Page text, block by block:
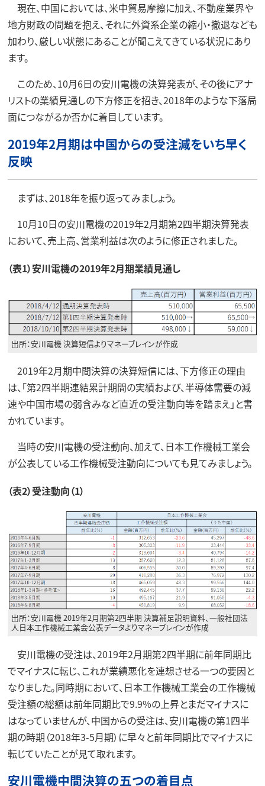
現在、中国においては、米中貿易摩擦に加え、不動産業界や
地方財政の問題を抱え、それに外資系企業の縮小・撤退なども
加わり、厳しい状態にあることが聞こえてきている状況にあり
ます。
このため、10月6日の安川電機の決算発表が、その後にアナ
リストの業績見通しの下方修正を招き、2018年のような下落局
面につながるか否かに着目しています。
2019年2月期は中国からの受注減をいち早く
反映
まずは、2018年を振り返ってみましょう。
10月10日の安川電機の2019年2月期第2四半期決算発表
において、売上高、営業利益は次のように修正されました。
（表1）安川電機の2019年2月期業績見通し
出所：安川電機 決算短信よりマネーブレインが作成
2019年2月期中間決算の決算短信には、下方修正の理由
は、「第2四半期連結累計期間の実績および、半導体需要の減
速や中国市場の弱含みなど直近の受注動向等を踏まえ」と書
かれています。
当時の安川電機の受注動向、加えて、日本工作機械工業会
が公表している工作機械受注動向についても見てみましょう。
（表2）受注動向（1）
出所：安川電機 2019年2月期第2四半期 決算補足説明資料、一般社団法
人日本工作機械工業会公表データよりマネーブレインが作成
安川電機の受注は、2019年2月期第2四半期に前年同期比
でマイナスに転じ、これが業績悪化を連想させる一つの要因と
なりました。同時期において、日本工作機械工業会の工作機械
受注額の総額は前年同期比で9.9%の上昇とまだマイナスに
はなっていませんが、中国からの受注は、安川電機の第1四半
期の時期（2018年3-5月期）に早々と前年同期比でマイナスに
転じていたことが見て取れます。
安川電機中間決算の五つの着目点